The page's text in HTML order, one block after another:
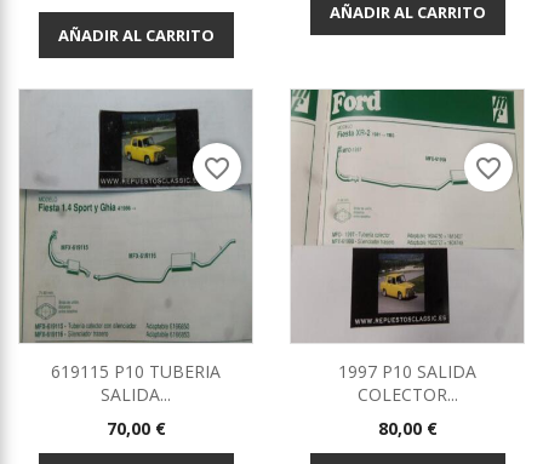
AÑADIR AL CARRITO
AÑADIR AL CARRITO
619115 P10 TUBERIA
SALIDA...
Precio
70,00 €
favorite_border
1997 P10 SALIDA
COLECTOR...
Precio
80,00 €
favorite_border